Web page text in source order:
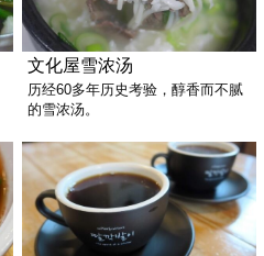
文化屋雪浓汤
历经60多年历史考验，醇香而不腻
的雪浓汤。